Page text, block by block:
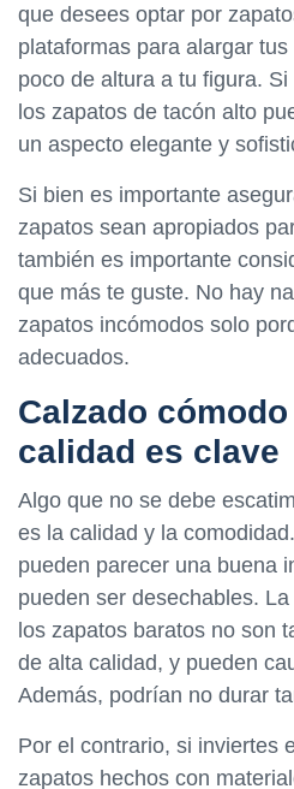
que desees optar por
plataformas para alargar
poco de altura a tu figura.
los zapatos de tacón alto
un aspecto elegante y
Si bien es importante
zapatos sean apropiados
también es importante
que más te guste. No hay
zapatos incómodos solo
adecuados.
Calzado
calidad es clave
Algo que no se debe
es la calidad y la
pueden parecer una buena
pueden ser desechables.
los zapatos baratos no son
de alta calidad, y pueden
Además, podrían no durar
Por el contrario, si inviertes
zapatos hechos con